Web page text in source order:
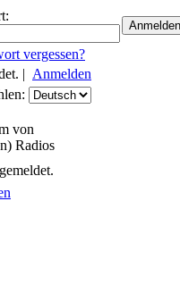
vergessen?
| Anmelden
von
Radios